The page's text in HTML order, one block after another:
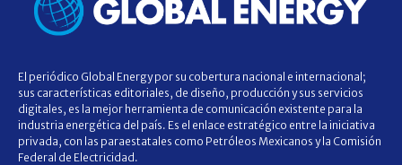
El periódico Global Energy por su cobertura nacional e internacional;
sus características editoriales, de diseño, producción y sus servicios
digitales, es la mejor herramienta de comunicación existente para la
industria energética del país. Es el enlace estratégico entre la iniciativa
privada, con las paraestatales como Petróleos Mexicanos y la Comisión
Federal de Electricidad.